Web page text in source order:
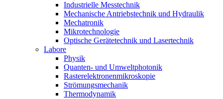
Industrielle Messtechnik
Mechanische Antriebstechnik und Hydraulik
Mechatronik
Mikrotechnologie
Optische Gerätetechnik und Lasertechnik
Labore
Physik
Quanten- und Umweltphotonik
Rasterelektronenmikroskopie
Strömungsmechanik
Thermodynamik